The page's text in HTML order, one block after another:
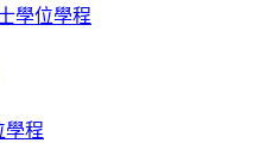
學位學程
學程